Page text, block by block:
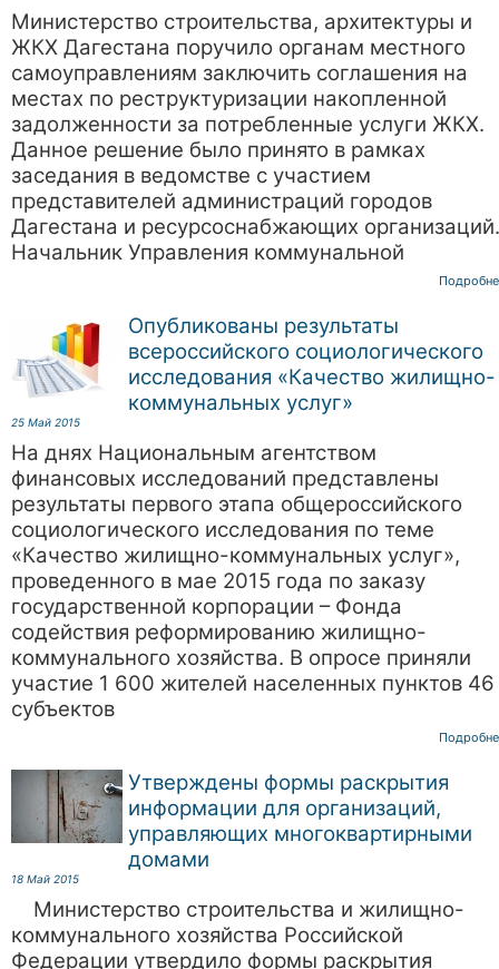
Министерство строительства, архитектуры и
ЖКХ Дагестана поручило органам местного
самоуправлениям заключить соглашения на
местах по реструктуризации накопленной
задолженности за потребленные услуги ЖКХ.
Данное решение было принято в рамках
заседания в ведомстве с участием
представителей администраций городов
Дагестана и ресурсоснабжающих организаций.
Начальник Управления коммунальной
Опубликованы результаты
всероссийского социологического
исследования «Качество жилищно-
коммунальных услуг»
25 Май 2015
На днях Национальным агентством
финансовых исследований представлены
результаты первого этапа общероссийского
социологического исследования по теме
«Качество жилищно-коммунальных услуг»,
проведенного в мае 2015 года по заказу
государственной корпорации – Фонда
содействия реформированию жилищно-
коммунального хозяйства. В опросе приняли
участие 1 600 жителей населенных пунктов 46
субъектов
Утверждены формы раскрытия
информации для организаций,
управляющих многоквартирными
домами
18 Май 2015
Министерство строительства и жилищно-
коммунального хозяйства Российской
Федерации утвердило формы раскрытия